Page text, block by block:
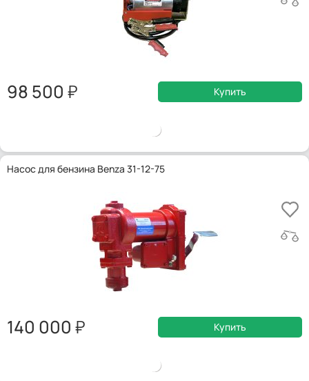
98 500 Купить
Насос для бензина Benza 31-12-75
140 000 Купить